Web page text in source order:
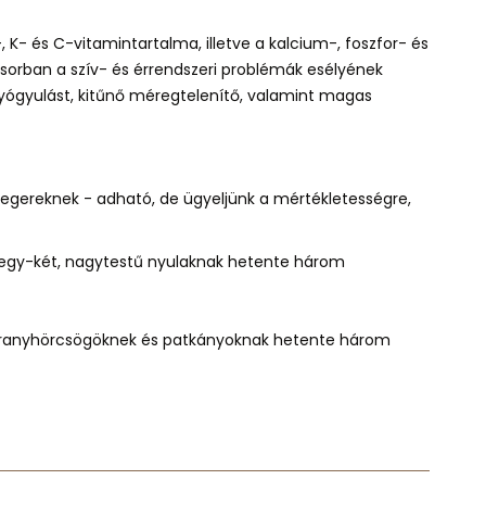
, K- és C-vitamintartalma, illetve a kalcium-, foszfor- és
a szív- és érrendszeri problémák esélyének
kitűnő méregtelenítő, valamint magas
- adható, de ügyeljünk a mértékletességre,
két, nagytestű nyulaknak hetente három
és patkányoknak hetente három